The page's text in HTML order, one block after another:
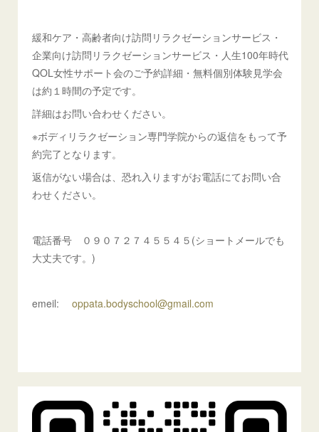
緩和ケア・高齢者向け訪問リラクゼーションサービス・
企業向け訪問リラクゼーションサービス・人生100年時代
QOL女性サポート会のご予約詳細・無料個別体験見学会
は約１時間の予定です。
詳細はお問い合わせください。
※ボディリラクゼーション専門学院からの返信をもって予
約完了となります。
返信がない場合は、恐れ入りますがお電話にてお問い合
わせください。
電話番号 ０９０７２７４５５４５(ショートメールでも
大丈夫です。)
emeil:oppata.bodyschool@gmail.com